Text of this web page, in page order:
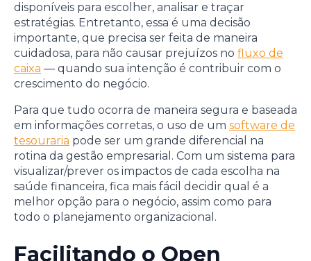
disponíveis para escolher, analisar e traçar
estratégias. Entretanto, essa é uma decisão
importante, que precisa ser feita de maneira
cuidadosa, para não causar prejuízos no fluxo de
caixa — quando sua intenção é contribuir com o
crescimento do negócio.
Para que tudo ocorra de maneira segura e baseada
em informações corretas, o uso de um software de
tesouraria pode ser um grande diferencial na
rotina da gestão empresarial. Com um sistema para
visualizar/prever os impactos de cada escolha na
saúde financeira, fica mais fácil decidir qual é a
melhor opção para o negócio, assim como para
todo o planejamento organizacional.
Facilitando o Open